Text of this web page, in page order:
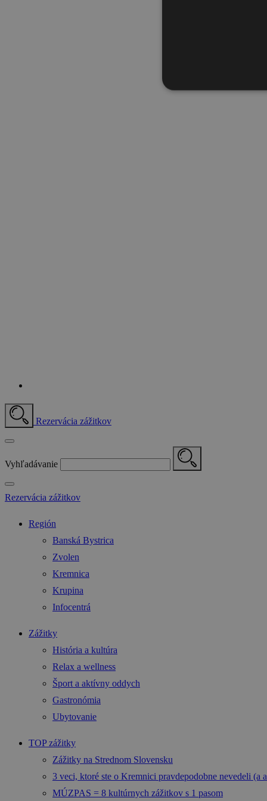
Rezervácia zážitkov
Vyhľadávanie
Rezervácia zážitkov
Región
Banská Bystrica
Zvolen
Kremnica
Krupina
Infocentrá
Zážitky
História a kultúra
Relax a wellness
Šport a aktívny oddych
Gastronómia
Ubytovanie
TOP zážitky
Zážitky na Strednom Slovensku
3 veci, ktoré ste o Kremnici pravdepodobne nevedeli (a
MÚZPAS = 8 kultúrnych zážitkov s 1 pasom